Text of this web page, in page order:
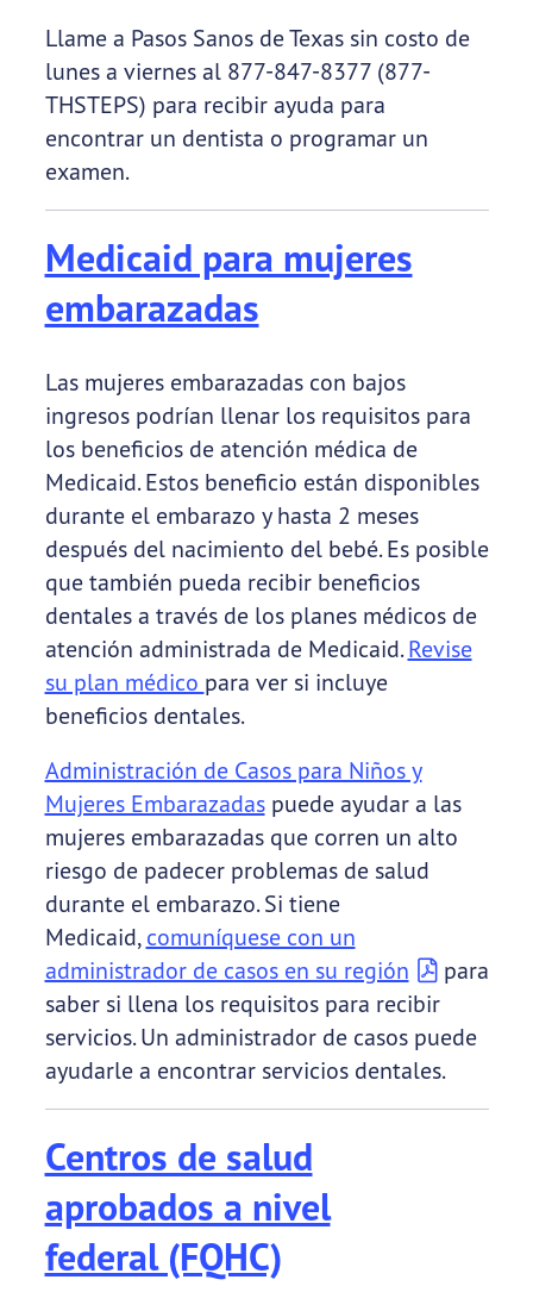
Llame a Pasos Sanos de Texas sin costo de
lunes a viernes al 877-847-8377 (877-
THSTEPS) para recibir ayuda para
encontrar un dentista o programar un
examen.
Medicaid para mujeres
embarazadas
Las mujeres embarazadas con bajos
ingresos podrían llenar los requisitos para
los beneficios de atención médica de
Medicaid. Estos beneficio están disponibles
durante el embarazo y hasta 2 meses
después del nacimiento del bebé. Es posible
que también pueda recibir beneficios
dentales a través de los planes médicos de
atención administrada de Medicaid.Revise
su plan médico para ver si incluye
beneficios dentales.
Administración de Casos para Niños y
Mujeres Embarazadaspuede ayudar a las
mujeres embarazadas que corren un alto
riesgo de padecer problemas de salud
durante el embarazo. Si tiene
Medicaid, comuníquese con un
administrador de casos en su región
para
saber si llena los requisitos para recibir
servicios. Un administrador de casos puede
ayudarle a encontrar servicios dentales.
Centros de salud
aprobados a nivel
federal (FQHC)